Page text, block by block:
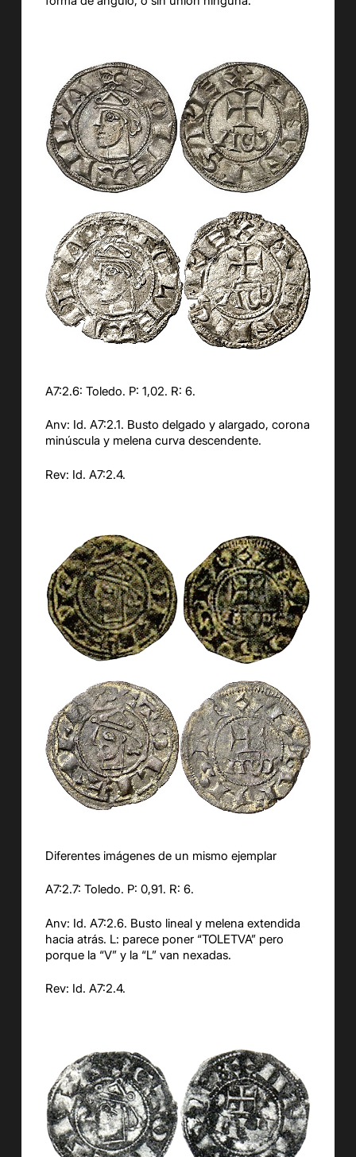
A7:2.6: Toledo. P: 1,02. R: 6.
Anv: Id. A7:2.1. Busto delgado y alargado, corona
minúscula y melena curva descendente.
Rev: Id. A7:2.4.
Diferentes imágenes de un mismo ejemplar
A7:2.7: Toledo. P: 0,91. R: 6.
Anv: Id. A7:2.6. Busto lineal y melena extendida
hacia atrás. L: parece poner “TOLETVA” pero
porque la “V” y la “L” van nexadas.
Rev: Id. A7:2.4.